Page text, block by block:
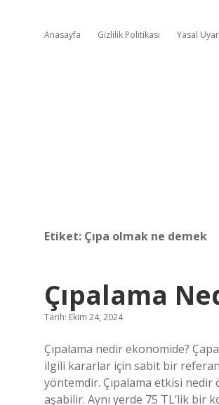
Anasayfa Gizlilik Politikası Yasal
Etiket: Çıpa olmak ne demek
Çıpalama
Tarih: Ekim 24, 2024
Çıpalama nedir ekonomide?
ilgili kararlar için sabit bir
yöntemdir. Çıpalama etkisi
aşabilir. Aynı yerde 75 TL’lik bir